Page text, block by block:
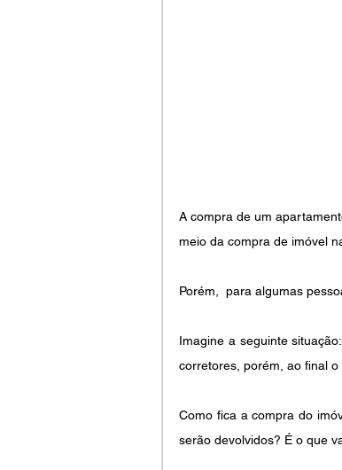
A compra de um
meio da compra de imóvel
Porém,  para algumas
Imagine a seguinte
corretores, porém, ao final
Como fica a compra do
serão devolvidos? É o que